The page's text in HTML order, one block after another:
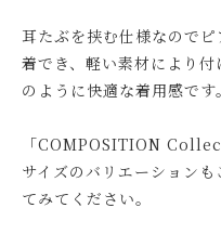
耳たぶを挟む仕様なので
着でき、軽い素材により
のように快適な着用感です。
「COMPOSITION
サイズのバリエーション
てみてください。